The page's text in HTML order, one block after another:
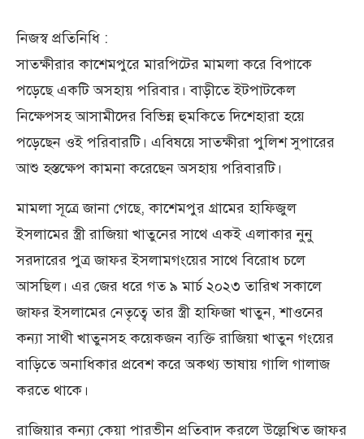
নিজস্ব প্রতিনিধি :
সাতক্ষীরার কাশেমপুরে মারপিটের মামলা করে বিপাকে
পড়েছে একটি অসহায় পরিবার। বাড়ীতে ইটপাটকেল
নিক্ষেপসহ আসামীদের বিভিন্ন হুমকিতে দিশেহারা হয়ে
পড়েছেন ওই পরিবারটি। এবিষয়ে সাতক্ষীরা পুলিশ সুপারের
আশু হস্তক্ষেপ কামনা করেছেন অসহায় পরিবারটি।
মামলা সূত্রে জানা গেছে, কাশেমপুর গ্রামের হাফিজুল
ইসলামের স্ত্রী রাজিয়া খাতুনের সাথে একই এলাকার নুনু
সরদারের পুত্র জাফর ইসলামগংয়ের সাথে বিরোধ চলে
আসছিল। এর জের ধরে গত ৯ মার্চ ২০২৩ তারিখ সকালে
জাফর ইসলামের নেতৃত্বে তার স্ত্রী হাফিজা খাতুন, শাওনের
কন্যা সাথী খাতুনসহ কয়েকজন ব্যক্তি রাজিয়া খাতুন গংয়ের
বাড়িতে অনাধিকার প্রবেশ করে অকথ্য ভাষায় গালি গালাজ
করতে থাকে।
রাজিয়ার কন্যা কেয়া পারভীন প্রতিবাদ করলে উল্লেখিত জাফর